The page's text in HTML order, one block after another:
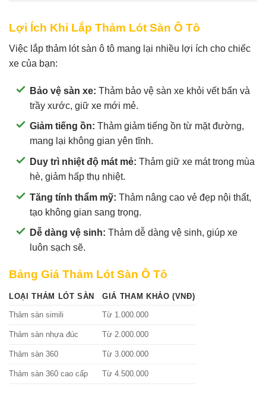
Lợi Ích Khi Lắp Thảm Lót Sàn Ô Tô
Việc lắp thảm lót sàn ô tô mang lại nhiều lợi ích cho chiếc
xe của bạn:
Bảo vệ sàn xe: Thảm bảo vệ sàn xe khỏi vết bẩn và
trầy xước, giữ xe mới mẻ.
Giảm tiếng ồn: Thảm giảm tiếng ồn từ mặt đường,
mang lại không gian yên tĩnh.
Duy trì nhiệt độ mát mẻ: Thảm giữ xe mát trong mùa
hè, giảm hấp thụ nhiệt.
Tăng tính thẩm mỹ: Thảm nâng cao vẻ đẹp nội thất,
tạo không gian sang trọng.
Dễ dàng vệ sinh: Thảm dễ dàng vệ sinh, giúp xe
luôn sạch sẽ.
Bảng Giá Thảm Lót Sàn Ô Tô
LOẠI THẢM LÓT SÀN GIÁ THAM KHẢO (VNĐ)
Thảm sàn simili Từ 1.000.000
Thảm sàn nhựa đúc Từ 2.000.000
Thảm sàn 360 Từ 3.000.000
Thảm sàn 360 cao cấp Từ 4.500.000